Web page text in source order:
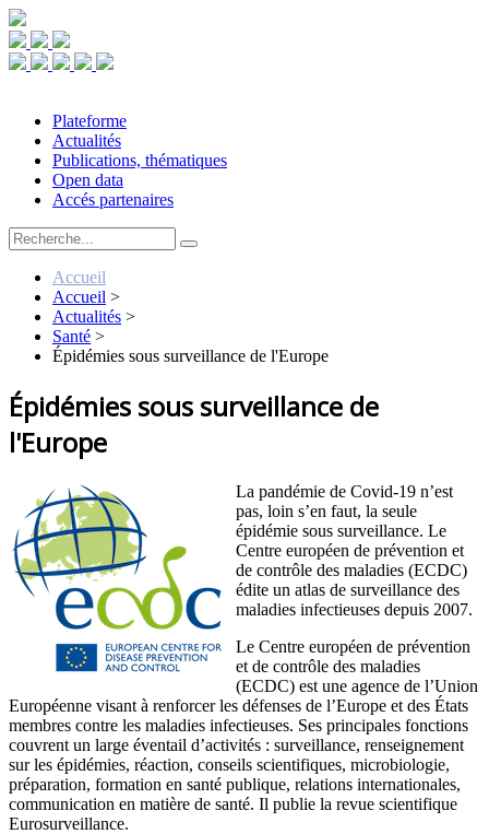
Plateforme
Actualités
Publications, thématiques
Open data
Accés partenaires
Accueil
Accueil >
Actualités >
Santé >
Épidémies sous surveillance de l'Europe
Épidémies sous surveillance de
l'Europe
La pandémie de Covid-19 n’est
pas, loin s’en faut, la seule
épidémie sous surveillance. Le
Centre européen de prévention et
de contrôle des maladies (ECDC)
édite un atlas de surveillance des
maladies infectieuses depuis 2007.
Le Centre européen de prévention
et de contrôle des maladies
(ECDC) est une agence de l’Union
Européenne visant à renforcer les défenses de l’Europe et des États
membres contre les maladies infectieuses. Ses principales fonctions
couvrent un large éventail d’activités : surveillance, renseignement
sur les épidémies, réaction, conseils scientifiques, microbiologie,
préparation, formation en santé publique, relations internationales,
communication en matière de santé. Il publie la revue scientifique
Eurosurveillance.